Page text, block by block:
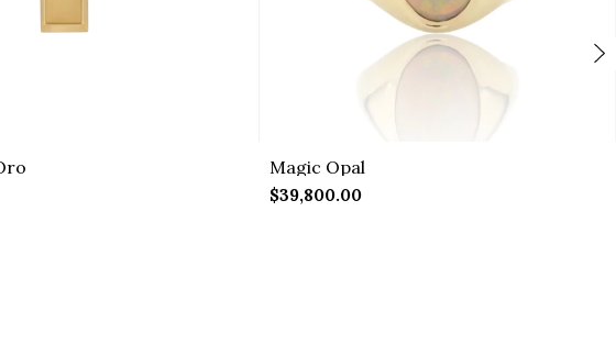
Magic Opal
$39,800.00